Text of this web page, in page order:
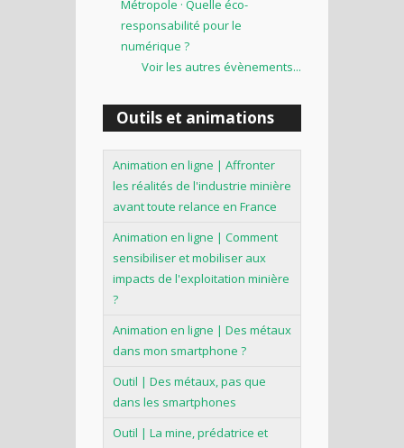
Métropole · Quelle éco-
responsabilité pour le
numérique ?
Voir les autres évènements...
Outils et animations
Animation en ligne | Affronter
les réalités de l'industrie minière
avant toute relance en France
Animation en ligne | Comment
sensibiliser et mobiliser aux
impacts de l'exploitation minière
?
Animation en ligne | Des métaux
dans mon smartphone ?
Outil | Des métaux, pas que
dans les smartphones
Outil | La mine, prédatrice et